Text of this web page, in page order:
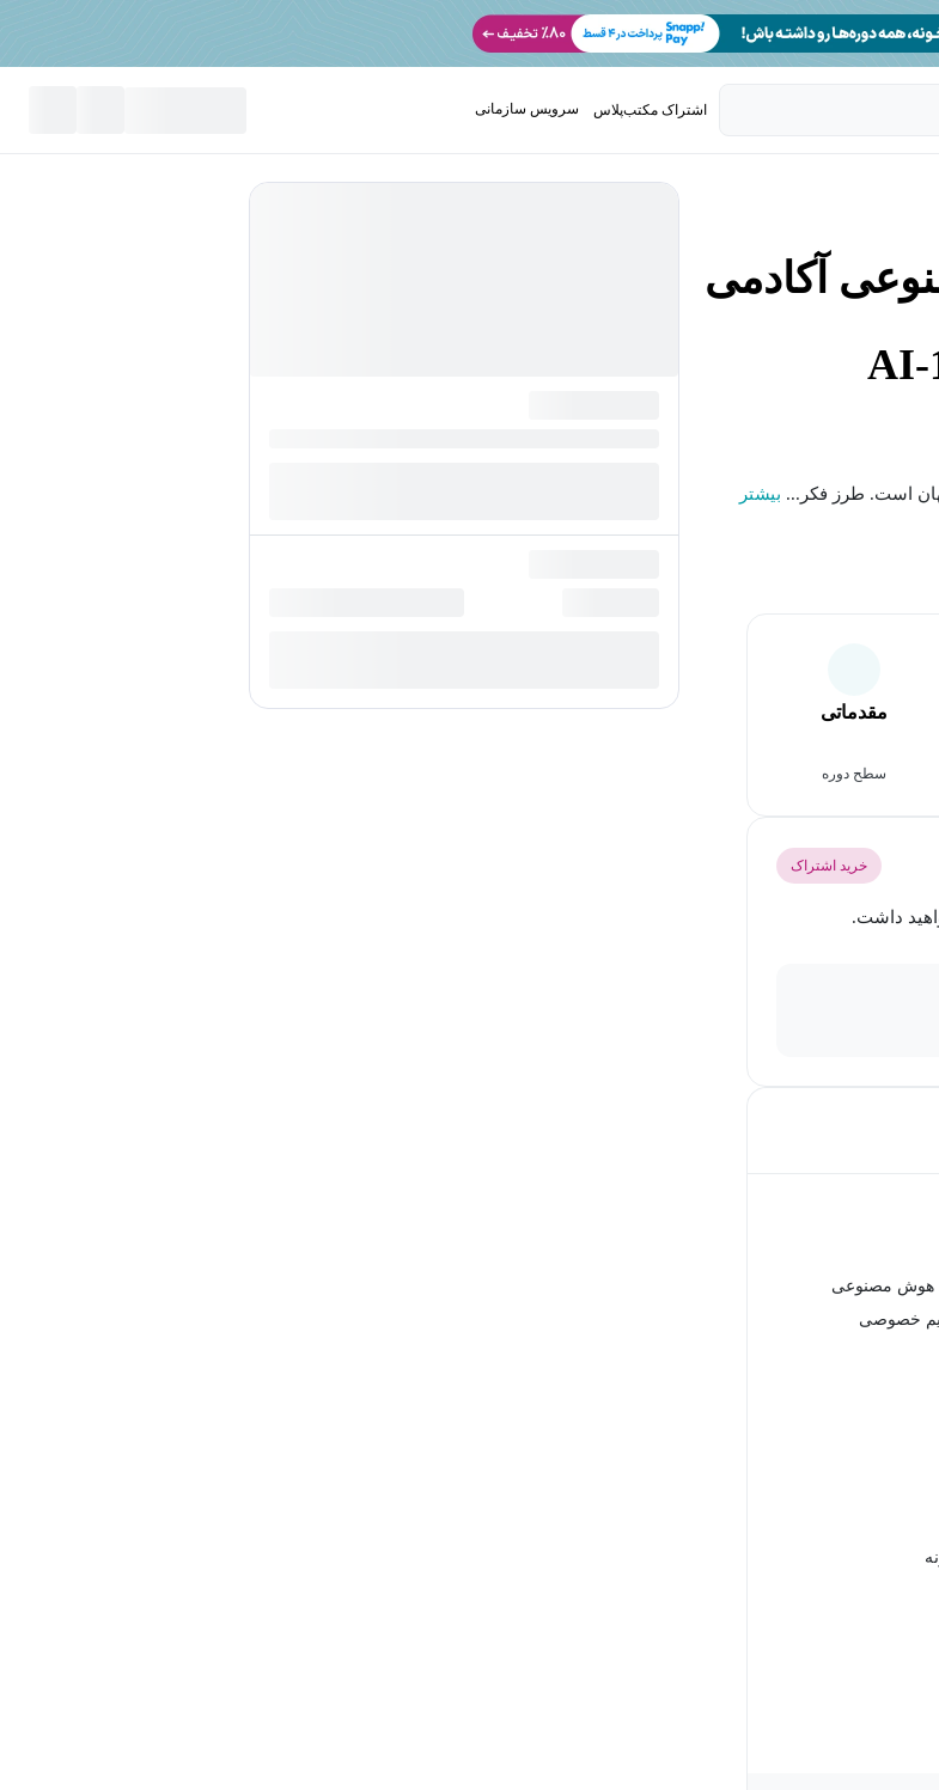
اشتراک مکتب‌پلاس سرویس سازمانی
آکادمی
است. طرز فکر... بیشتر
مقدماتی
سطح دوره
خرید اشتراک
هوش مصنوعی
خصوصی